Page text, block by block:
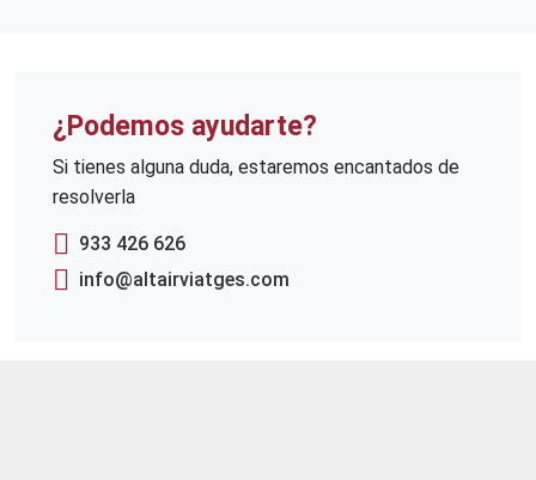
¿Podemos ayudarte?
Si tienes alguna duda, estaremos encantados de
resolverla
933 426 626
info@altairviatges.com